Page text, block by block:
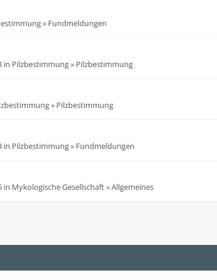
» Fundmeldungen
in Pilzbestimmung» Pilzbestimmung
» Pilzbestimmung
in Pilzbestimmung» Fundmeldungen
in Mykologische Gesellschaft»Allgemeines